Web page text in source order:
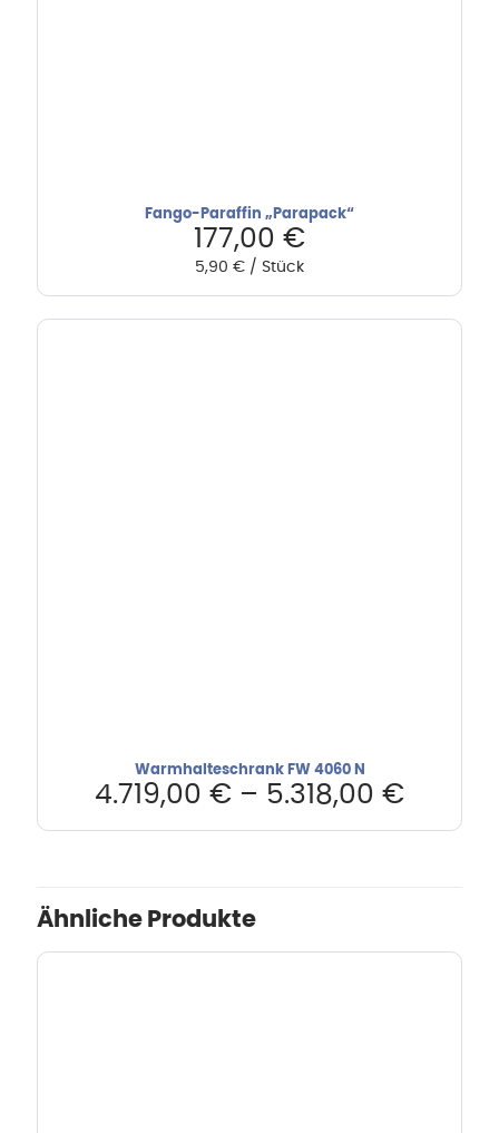
Fango-Paraffin „Parapack“
177,00 €
5,90 € / Stück
Warmhalteschrank FW 4060 N
4.719,00 € – 5.318,00 €
Ähnliche Produkte